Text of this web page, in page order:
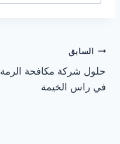
تصفّح
المقالات
السابق
حلول شركة مكافحة الرمة
في راس الخيمة